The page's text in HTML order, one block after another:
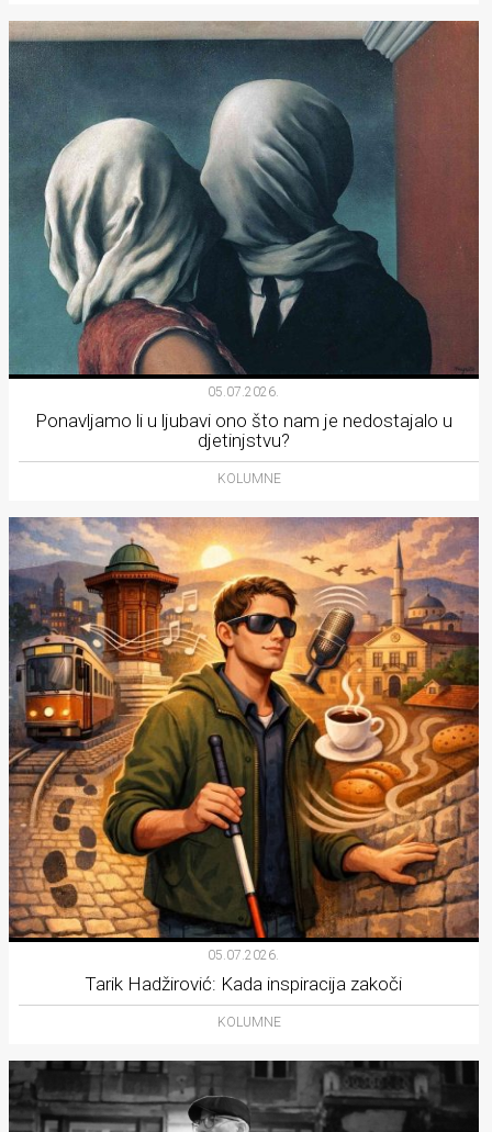
05.07.2026.
Ponavljamo li u ljubavi ono što nam je nedostajalo u
djetinjstvu?
KOLUMNE
05.07.2026.
Tarik Hadžirović: Kada inspiracija zakoči
KOLUMNE